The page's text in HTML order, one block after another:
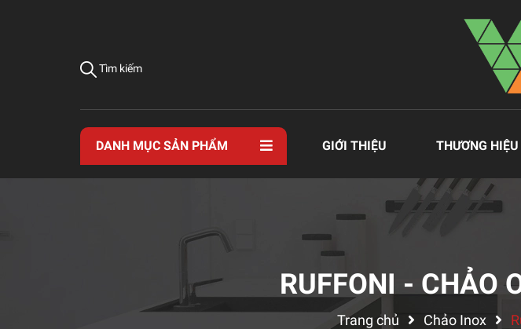
Tìm kiếm
DANH MỤC SẢN PHẨM GIỚI THIỆU THƯƠNG HIỆU
RUFFONI - CHẢO
Trang chủ Chảo Inox